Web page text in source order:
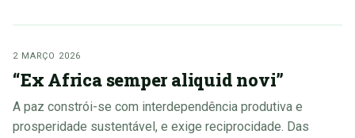
2 MARÇO 2026
“Ex Africa semper aliquid novi”
A paz constrói-se com interdependência produtiva e
prosperidade sustentável, e exige reciprocidade. Das